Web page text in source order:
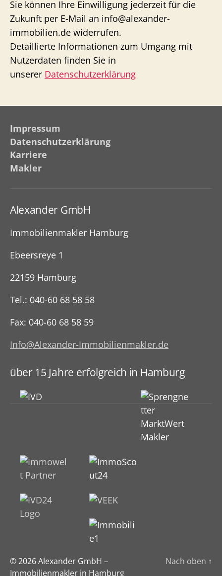
Sie können Ihre Einwilligung jederzeit für die
Zukunft per E-Mail an info@alexander-
immobilien.de widerrufen.
Detaillierte Informationen zum Umgang mit
Nutzerdaten finden Sie in
unserer Datenschutzerklärung
Impressum
Datenschutzerklärung
Karriere
Makler
Alexander GmbH
Immobilienmakler Hamburg
Ebeersreye 1
22159 Hamburg
Tel.: 040-60 68 58 58
Fax: 040-60 68 58 59
Info@Alexander-Immobilienmakler.de
über 15 Jahre erfolgreich in Hamburg
© 2026Alexander GmbH –
Immobilienmakler in Hamburg
Nach oben ↑